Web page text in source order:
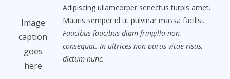
Image
caption
goes
here
Adipiscing ullamcorper senectus turpis amet.
Mauris semper id ut pulvinar massa facilisi.
Faucibus faucibus diam fringilla non,
consequat. In ultrices non purus vitae risus,
dictum nunc.